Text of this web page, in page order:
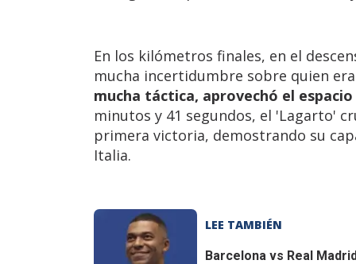
En los kilómetros finales, en el
mucha incertidumbre sobre quien
mucha táctica, aprovechó el
minutos y 41 segundos, el 'Lagarto'
primera victoria, demostrando su
Italia.
LEE TAMBIÉN
Barcelona vs Real